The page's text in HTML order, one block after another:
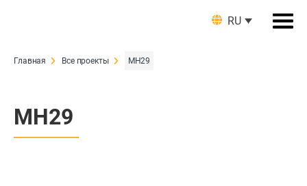
RU
Главная Все проекты МН29
МН29